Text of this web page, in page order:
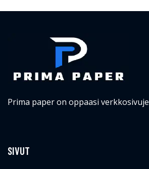
Prima paper on oppaasi
SIVUT